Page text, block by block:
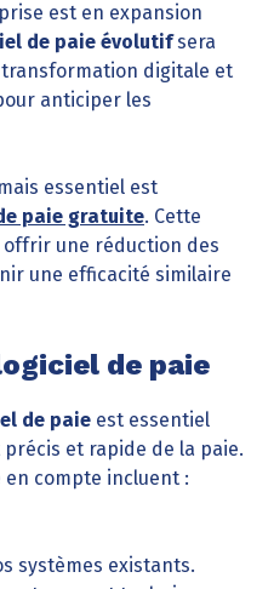
est en expansion
de paie évolutifsera
transformation digitale et
anticiper les
essentiel est
paie gratuite. Cette
une réduction des
une efficacité similaire
de paie
de paie est essentiel
et rapide de la paie.
compte incluent :
systèmes existants.